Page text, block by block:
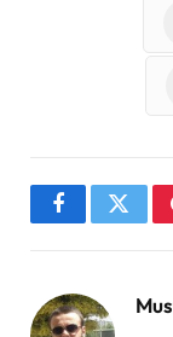
Facebook